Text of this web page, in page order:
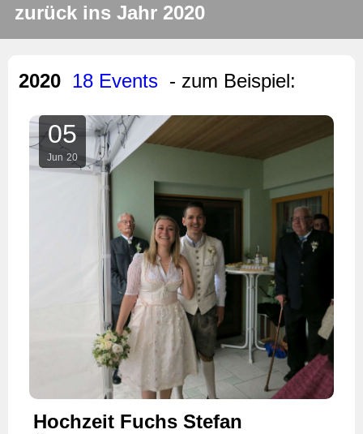
zurück ins Jahr 2020
2020 18 Events - zum Beispiel:
05
Jun 20
Hochzeit Fuchs Stefan